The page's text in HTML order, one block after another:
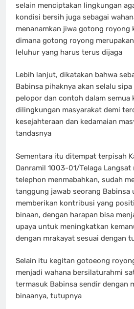
selain menciptakan lingkungan
kondisi bersih juga sebagai
menanamkan jiwa gotong royong
dimana gotong royong
leluhur yang harus terus dijaga
Lebih lanjut, dikatakan bahwa
Babinsa pihaknya akan selalu
pelopor dan contoh dalam semua
dilingkungan masyarakat demi
kesejahteraan dan kedamaian
tandasnya
Sementara itu ditempat terpisah
Danramil 1003-01/Telaga Langsat
telephon menmabahkan, sudah
tanggung jawab seorang Babinsa
memberikan kontribusi yang
binaan, dengan harapan bisa
upaya untuk meningkatkan
dengan mrakayat sesuai dengan
Selain itu kegitan gotoeong
menjadi wahana bersilaturahmi
termasuk Babinsa sendir dengan
binaanya, tutupnya